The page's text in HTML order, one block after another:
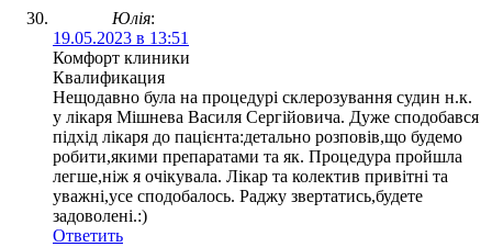
Юлія:
19.05.2023 в 13:51
Комфорт клиники
Квалификация
Нещодавно була на процедурі склерозування судин н.к.
у лікаря Мішнева Василя Сергійовича. Дуже сподобався
підхід лікаря до пацієнта:детально розповів,що будемо
робити,якими препаратами та як. Процедура пройшла
легше,ніж я очікувала. Лікар та колектив привітні та
уважні,усе сподобалось. Раджу звертатись,будете
задоволені.:)
Ответить